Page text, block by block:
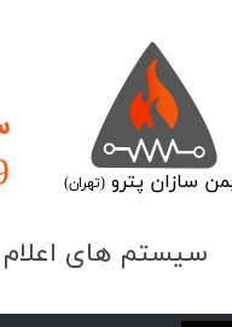
​​​سیستم های اعلام
سازان پترو(تهران)